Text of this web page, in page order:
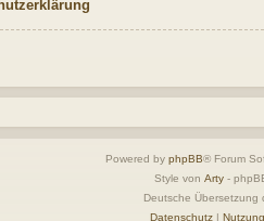
Powered by phpBB® Forum
Style von Arty -
Deutsche Übersetzung
Datenschutz|